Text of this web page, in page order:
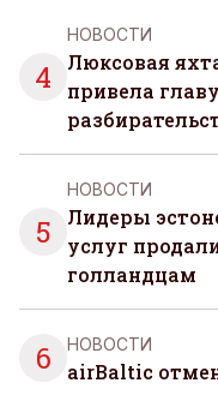
4
НОВОСТИ
Люксовая
привела
5
НОВОСТИ
Лидеры
услуг
голландцам
6 НОВОСТИ
airBaltic